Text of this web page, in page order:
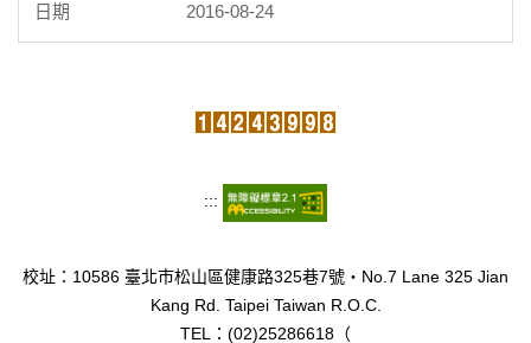
2016-08-24
:::
校址：10586 臺北市松山區健康路325巷7號‧No.7 Lane 325 Jian
Kang Rd. Taipei Taiwan R.O.C.
TEL：(02)25286618（